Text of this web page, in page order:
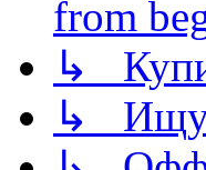
from
↳
↳ Ищу